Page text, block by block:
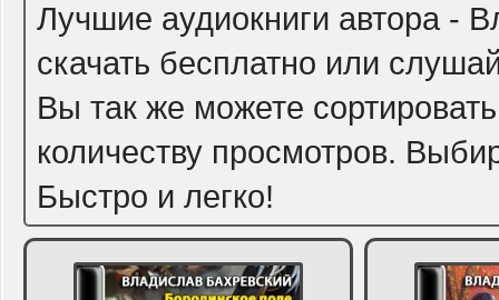
Лучшие аудиокниги автора -
скачать бесплатно или
Вы так же можете
количеству просмотров.
Быстро и легко!